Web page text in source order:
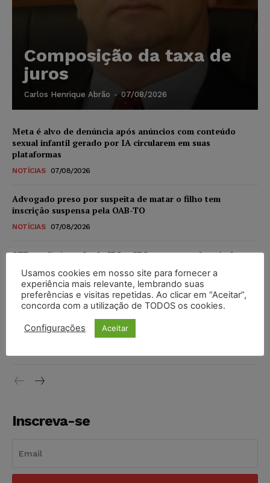
Composição da taxa de
juros
Carlos Henrique Abrão - 07/08/2026
Meta é alvo de denúncia após anúncios com conteúdo
sexual infantil gerado por IA circularem em suas
plataformas
NOTÍCIAS 07/08/2026
Advogado preso por suspeita de matar o filho tem
inscrição suspensa pela OAB-TO
NOTÍCIAS 07/08/2026
STF amplia isenção de IBS e CBS na compra de veículos
níveis
DIREITO TRIBUTÁRIO 07/08/2026
Justiça do Trabalho mantém justa causa de empregado que
vendia canetas emagrecedoras no local de trabalho
Inscreva-se
Usamos cookies em nosso site para fornecer a
experiência mais relevante, lembrando suas
preferências e visitas repetidas. Ao clicar em “Aceitar”,
concorda com a utilização de TODOS os cookies.
Configurações Aceitar